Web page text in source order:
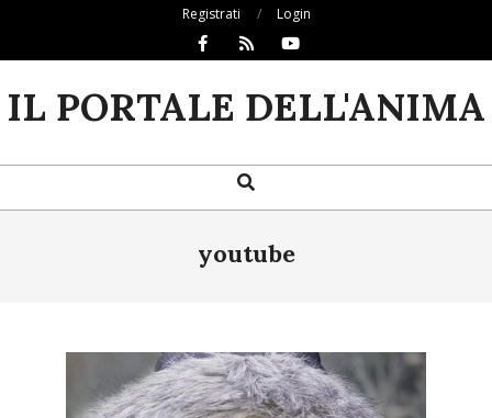
Registrati Login
IL PORTALE DELL'ANIMA
Navigation
Search
youtube